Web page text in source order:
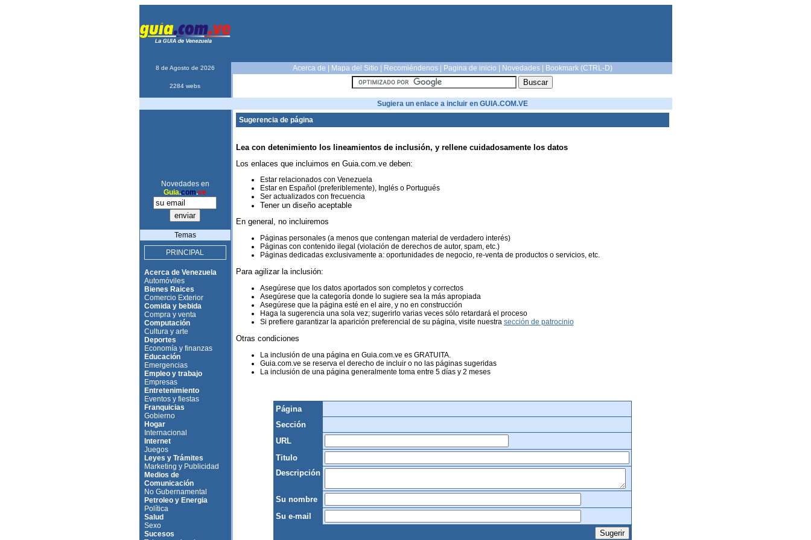
8 de Agosto de 2026 Acerca de Mapa del Sitio Recomiéndenos| Pagina de inicio Novedades| Bookmark (CTRL-D)
2284 webs
Sugiera un enlace a incluir en GUIA.COM.VE
Novedades en
Guia.com.ve
Temas
PRINCIPAL
Acerca de Venezuela
Automóviles
Bienes Raices
Comercio Exterior
Comida y bebida
Compra y venta
Computación
Cultura y arte
Deportes
Economía y finanzas
Educación
Emergencias
Empleo y trabajo
Empresas
Entretenimiento
Eventos y fiestas
Franquicias
Gobierno
Hogar
Internacional
Internet
Juegos
Leyes y Trámites
Marketing y Publicidad
Medios de
Comunicación
No Gubernamental
Petroleo y Energia
Política
Salud
Sexo
Sucesos
Sugerencia de página
Lea con detenimiento los lineamientos de inclusión, y rellene cuidadosamente los datos
Los enlaces que incluimos en Guia.com.ve deben:
Estar relacionados con Venezuela
Estar en Español (preferiblemente), Inglés o Portugués
Ser actualizados con frecuencia
Tener un diseño aceptable
En general, no incluiremos
Páginas personales (a menos que contengan material de verdadero interés)
Páginas con contenido ilegal (violación de derechos de autor, spam, etc.)
Páginas dedicadas exclusivamente a: oportunidades de negocio, re-venta de productos o servicios, etc.
Para agilizar la inclusión:
Asegúrese que los datos aportados son completos y correctos
Asegúrese que la categoría donde lo sugiere sea la más apropiada
Asegúrese que la página esté en el aire, y no en construcción
Haga la sugerencia una sola vez; sugerirlo varias veces sólo retardará el proceso
Si prefiere garantizar la aparición preferencial de su página, visite nuestra sección de patrocinio
Otras condiciones
La inclusión de una página en Guia.com.ve es GRATUITA.
Guia.com.ve se reserva el derecho de incluir o no las páginas sugeridas
La inclusión de una página generalmente toma entre 5 días y 2 meses
Página
Sección
URL
Titulo
Descripción
Su nombre
Su e-mail